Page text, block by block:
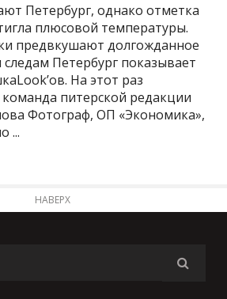
Петербург, однако отметка
плюсовой температуры.
предвкушают долгожданное
Петербург показывает
На этот раз
питерской редакции
Фотограф, ОП «Экономика»,
...
НАВЕРХ